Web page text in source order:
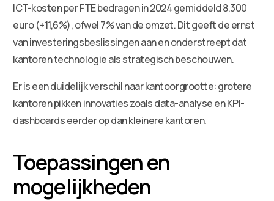
ICT-kosten per FTE bedragen in 2024 gemiddeld 8.300
euro (+11,6%), ofwel 7% van de omzet. Dit geeft de ernst
van investeringsbeslissingen aan en onderstreept dat
kantoren technologie als strategisch beschouwen.
Er is een duidelijk verschil naar kantoorgrootte: grotere
kantoren pikken innovaties zoals data-analyse en KPI-
dashboards eerder op dan kleinere kantoren.
Toepassingen en
mogelijkheden